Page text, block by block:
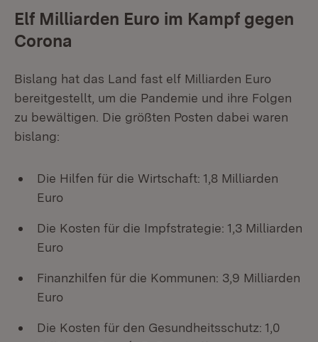
Elf Milliarden Euro im Kampf gegen
Corona
Bislang hat das Land fast elf Milliarden Euro
bereitgestellt, um die Pandemie und ihre Folgen
zu bewältigen. Die größten Posten dabei waren
bislang:
Die Hilfen für die Wirtschaft: 1,8 Milliarden
Euro
Die Kosten für die Impfstrategie: 1,3 Milliarden
Euro
Finanzhilfen für die Kommunen: 3,9 Milliarden
Euro
Die Kosten für den Gesundheitsschutz: 1,0